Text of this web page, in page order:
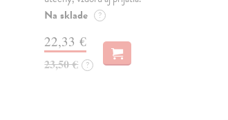
Na sklade ?
22,33 €
23,50 € ?